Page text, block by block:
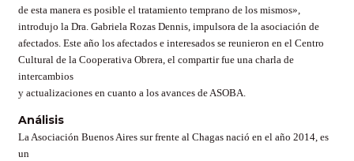
de esta manera es posible el tratamiento temprano de los mismos»,
introdujo la Dra. Gabriela Rozas Dennis, impulsora de la asociación de
afectados. Este año los afectados e interesados se reunieron en el Centro
Cultural de la Cooperativa Obrera, el compartir fue una charla de
intercambios
y actualizaciones en cuanto a los avances de ASOBA.
Análisis
La Asociación Buenos Aires sur frente al Chagas nació en el año 2014, es
un